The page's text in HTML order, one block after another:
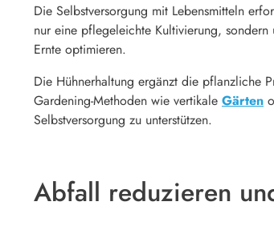
Die Selbstversorgung mit Lebensmitteln
nur eine pflegeleichte Kultivierung,
Ernte optimieren.
Die Hühnerhaltung ergänzt die pflanzliche
Gardening-Methoden wie vertikale Gärten
Selbstversorgung zu unterstützen.
Abfall reduzieren